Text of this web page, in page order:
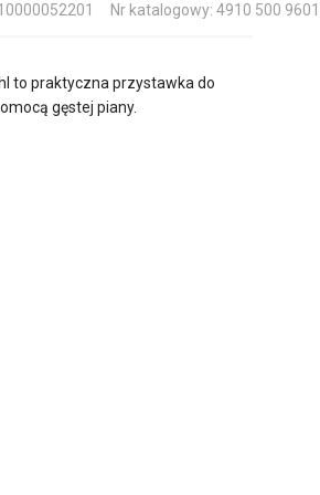
Nr katalogowy: 4910 500 9601
to praktyczna przystawka do
gęstej piany.